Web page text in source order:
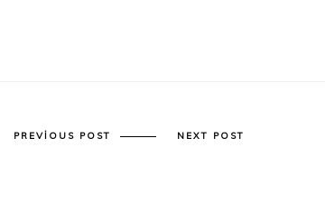
PREVIOUS POST NEXT POST